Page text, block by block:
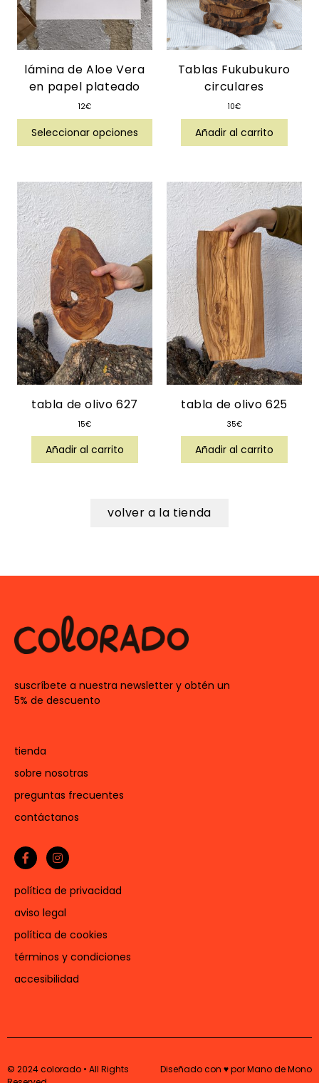
lámina de Aloe Vera
en papel plateado
12€
Seleccionar opciones
Tablas Fukubukuro
circulares
10€
Añadir al carrito
tabla de olivo 627
15€
Añadir al carrito
tabla de olivo 625
35€
Añadir al carrito
volver a la tienda
suscríbete a nuestra newsletter y obtén un
5% de descuento
tienda
sobre nosotras
preguntas frecuentes
contáctanos
política de privacidad
aviso legal
política de cookies
términos y condiciones
accesibilidad
© 2024 colorado • All Rights
Diseñado con ♥ por Mano de Mono